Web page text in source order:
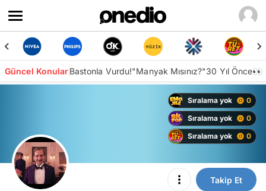
Güncel KonularBastonla Vurdu!"Manyak Mısınız?"30 Yıl Önce👀
Sıralama yok
0
Sıralama yok
0
Sıralama yok
0
Takip Et